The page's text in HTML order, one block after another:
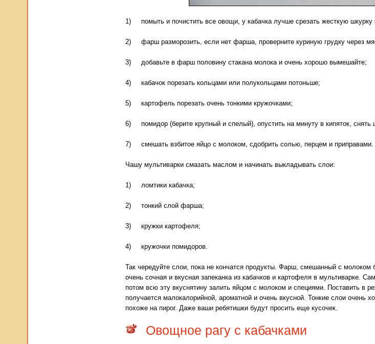
1) помыть и почистить все овощи, у кабачка лучше срезать жесткую шкурку
2) фарш разморозить, если нет фарша, проверните куриную грудку через
3) добавьте в фарш половину стакана молока и очень хорошо вымешайте;
4) кабачок порезать кольцами или полукольцами потоньше;
5) картофель порезать очень тонкими кружочками;
6) помидор (берите крупный и спелый), опустить на минуту в кипяток, снять
7) смешать взбитое яйцо с молоком, сдобрить солью, перцем и приправами.
Чашу мультиварки смазать маслом и начинать выкладывать слои:
1) ломтики кабачка;
2) тонкий слой фарша;
3) кружки картофеля;
4) кружочки помидоров.
Так чередуйте слои, пока не кончатся продукты. Фарш, смешанный с молоком
очень сочная и вкусная запеканка из кабачков и картофеля в мультиварке.
потом всю эту вкуснятину залить яйцом с молоком и специями. Поставить в
получается малокалорийной, ароматной и очень вкусной. Тонкие слои очень
похоже на пирог. Даже ваши ребятишки будут просить еще кусочек.
Овощное рагу с кабачками